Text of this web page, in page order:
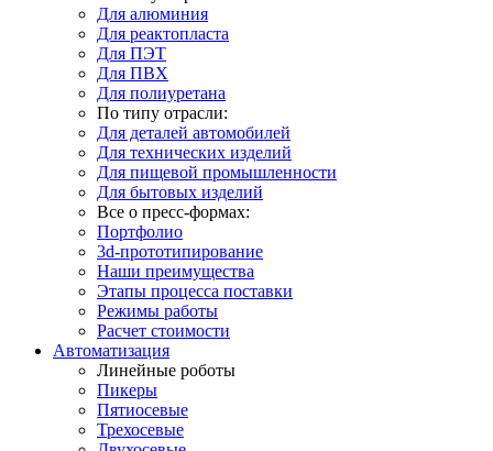
Для алюминия
Для реактопласта
Для ПЭТ
Для ПВХ
Для полиуретана
По типу отрасли:
Для деталей автомобилей
Для технических изделий
Для пищевой промышленности
Для бытовых изделий
Все о пресс-формах:
Портфолио
3d-прототипирование
Наши преимущества
Этапы процесса поставки
Режимы работы
Расчет стоимости
Автоматизация
Линейные роботы
Пикеры
Пятиосевые
Трехосевые